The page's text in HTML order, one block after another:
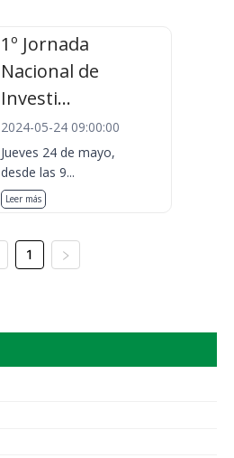
1º Jornada
Nacional de
Investi...
2024-05-24 09:00:00
Jueves 24 de mayo,
desde las 9...
Leer más
1